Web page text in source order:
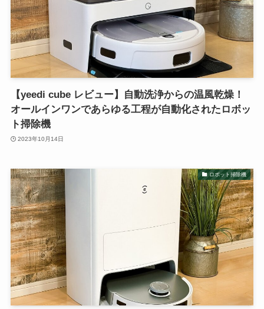
【yeedi cube レビュー】自動洗浄からの温風乾燥！
オールインワンであらゆる工程が自動化されたロボッ
ト掃除機
2023年10月14日
ロボット掃除機